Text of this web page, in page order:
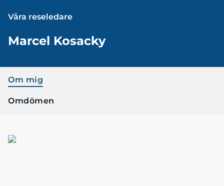
Våra reseledare
Marcel Kosacky
Om mig
Omdömen